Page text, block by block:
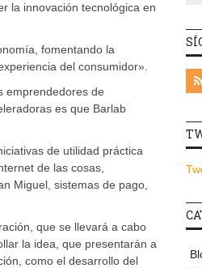
la innovación tecnológica en
fomentando la
del consumidor».
emprendedores de
es que Barlab
de utilidad práctica
de las cosas,
Miguel, sistemas de pago,
que se llevará a cabo
la idea, que presentarán a
como el desarrollo del